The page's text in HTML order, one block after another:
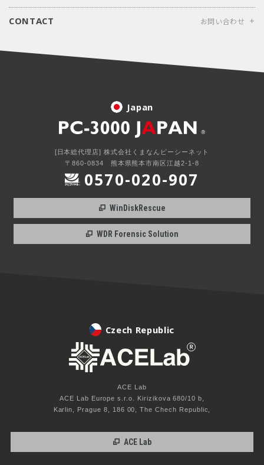
CONTACT
Japan
[日本総代理店] 株式会社くまなんピーシーネット
〒860-0834 熊本県熊本市南区江越2-1-8
0570-020-907
WinDiskRescue
WDR Forensic Solution
Czech Republic
ACE Lab
ACE Lab Europe s.r.o. Kirizikova 680/10 b,
Karlin, Prague 8, 186 00, The Chech Republic,
ACE Lab